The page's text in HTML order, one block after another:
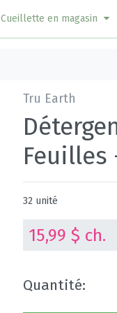
Cueillette en magasin
Tru Earth
Feuilles
32 unité
15,99 $ ch.
Quantité: